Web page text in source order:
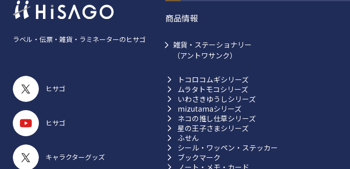
ラベル・伝票・雑貨・ラミネーターのヒサゴ
ヒサゴ
ヒサゴ
キャラクターグッズ
商品情報
雑貨・ステーショナリー
（アントワサンク）
トコロコムギシリーズ
ムラタトモコシリーズ
いわさきゆうしシリーズ
mizutamaシリーズ
ネコの推し仕草シリーズ
星の王子さまシリーズ
ふせん
シール・ワッペン・ステッカー
ブックマーク
ノート・メモ・カード